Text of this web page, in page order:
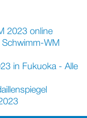
2023 online
Schwimm-WM
in Fukuoka - Alle